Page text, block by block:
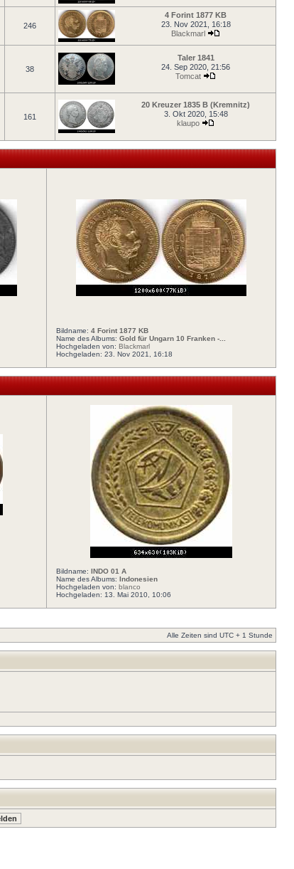
246
4 Forint 1877 KB
23. Nov 2021, 16:18
Blackmarl
38
Taler 1841
24. Sep 2020, 21:56
Tomcat
161
20 Kreuzer 1835 B (Kremnitz)
3. Okt 2020, 15:48
klaupo
Bildname: 4 Forint 1877 KB
Name des Albums: Gold für Ungarn 10 Franken -...
Hochgeladen von: Blackmarl
Hochgeladen: 23. Nov 2021, 16:18
Bildname: INDO 01 A
Name des Albums: Indonesien
Hochgeladen von: blanco
Hochgeladen: 13. Mai 2010, 10:06
Alle Zeiten sind UTC + 1 Stunde